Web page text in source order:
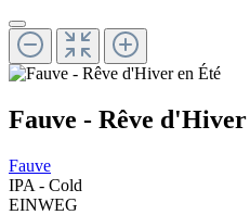
Fauve - Rêve d'Hiver
Fauve
IPA - Cold
EINWEG